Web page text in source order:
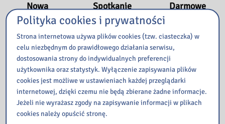
Nowa
siedziba
Szanowni
Czytelnicy
!!! Tu
jesteśmy
ul.Kolejow
a 36 tel.
518 306
389
Spotkanie
sieci
współprac
y
9 listopada
2023
27
października
w naszej
bibliotece
Darmowe
25
października
2023
Szanowni
Państwo!
Biblioteka
Polityka cookies i prywatności
Strona internetowa używa plików cookies (tzw. ciasteczka) w
celu niezbędnym do prawidłowego działania serwisu,
dostosowania strony do indywidualnych preferencji
użytkownika oraz statystyk. Wyłączenie zapisywania plików
cookies jest możliwe w ustawieniach każdej przeglądarki
internetowej, dzięki czemu nie będą zbierane żadne informacje.
Jeżeli nie wyrażasz zgody na zapisywanie informacji w plikach
cookies należy opuścić stronę.